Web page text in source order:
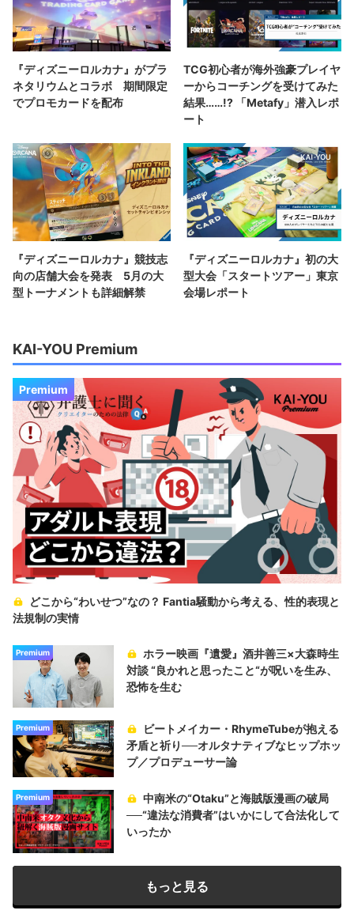
『ディズニーロルカナ』がプラ
ネタリウムとコラボ 期間限定
でプロモカードを配布
TCG初心者が海外強豪プレイヤ
ーからコーチングを受けてみた
結果……!? 「Metafy」潜入レポ
ート
『ディズニーロルカナ』競技志
向の店舗大会を発表 5月の大
型トーナメントも詳細解禁
『ディズニーロルカナ』初の大
型大会「スタートツアー」東京
会場レポート
KAI-YOU Premium
Premium
どこから“わいせつ”なの？ Fantia騒動から考える、性的表現と
法規制の実情
Premium
ホラー映画『遺愛』酒井善三×大森時生
対談 “良かれと思ったこと“が呪いを生み、
恐怖を生む
Premium
ビートメイカー・RhymeTubeが抱える
矛盾と祈り──オルタナティブなヒップホッ
プ／プロデューサー論
Premium
中南米の“Otaku”と海賊版漫画の破局
──“違法な消費者”はいかにして合法化して
いったか
もっと見る